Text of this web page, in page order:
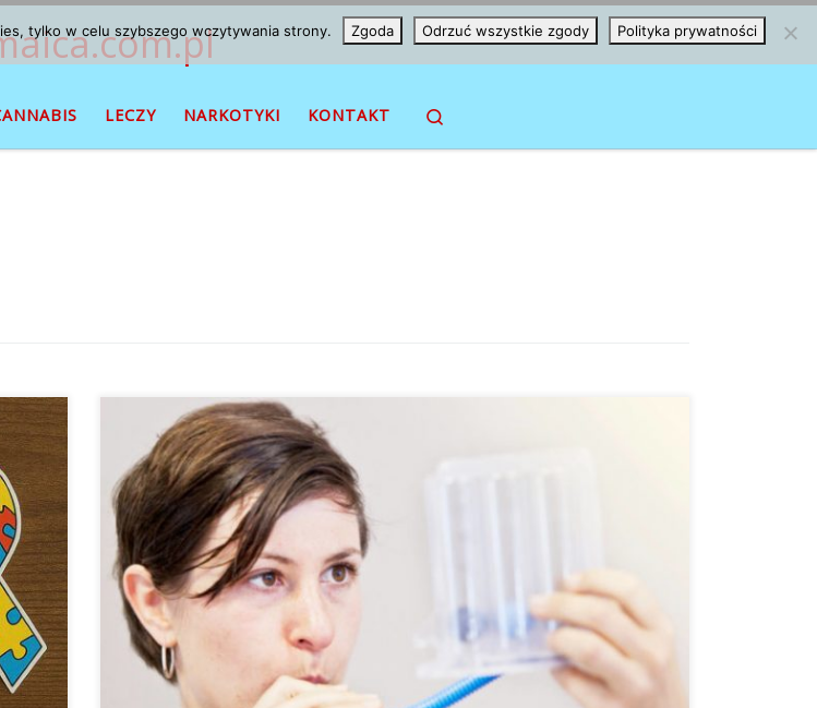
LECZY NARKOTYKI KONTAKT
w
Medyczna marihuana to bardzo obszerny rozdział, który jeszcze długo
pozostanie nieodkryty i nie do końca zbadany. Być może dlatego też wielu
lekarzy na całym świecie, a szczególnie w Europie i w krajach, w których
medyczna marihuana jest legalna, bardzo niechętnie przepisuje ją swoim
pacjentom. I to pomimo dotychczas przeprowadzonych badań […]
tylko w celu szybszego wczytywania strony. Zgoda Odrzuć wszystkie zgody Polityka prywatności